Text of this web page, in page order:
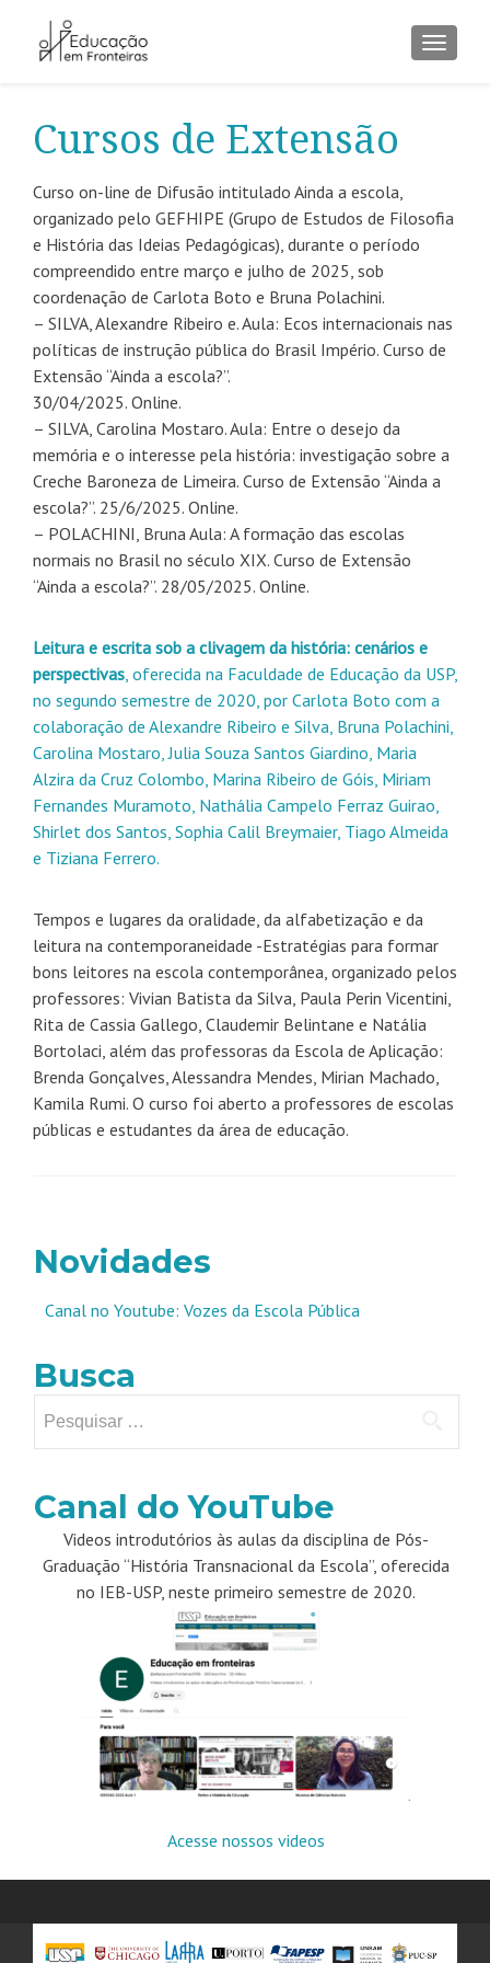
Cursos de Extensão
Curso on-line de Difusão intitulado Ainda a escola,
organizado pelo GEFHIPE (Grupo de Estudos de Filosofia
e História das Ideias Pedagógicas), durante o período
compreendido entre março e julho de 2025, sob
coordenação de Carlota Boto e Bruna Polachini.
– SILVA, Alexandre Ribeiro e. Aula: Ecos internacionais nas
políticas de instrução pública do Brasil Império. Curso de
Extensão “Ainda a escola?”.
30/04/2025. Online.
– SILVA, Carolina Mostaro. Aula: Entre o desejo da
memória e o interesse pela história: investigação sobre a
Creche Baroneza de Limeira. Curso de Extensão “Ainda a
escola?”. 25/6/2025. Online.
– POLACHINI, Bruna Aula: A formação das escolas
normais no Brasil no século XIX. Curso de Extensão
“Ainda a escola?”. 28/05/2025. Online.
Leitura e escrita sob a clivagem da história: cenários e
perspectivas, oferecida na Faculdade de Educação da USP,
no segundo semestre de 2020, por Carlota Boto com a
colaboração de Alexandre Ribeiro e Silva, Bruna Polachini,
Carolina Mostaro, Julia Souza Santos Giardino, Maria
Alzira da Cruz Colombo, Marina Ribeiro de Góis, Miriam
Fernandes Muramoto, Nathália Campelo Ferraz Guirao,
Shirlet dos Santos, Sophia Calil Breymaier, Tiago Almeida
e Tiziana Ferrero.
Tempos e lugares da oralidade, da alfabetização e da
leitura na contemporaneidade -Estratégias para formar
bons leitores na escola contemporânea, organizado pelos
professores: Vivian Batista da Silva, Paula Perin Vicentini,
Rita de Cassia Gallego, Claudemir Belintane e Natália
Bortolaci, além das professoras da Escola de Aplicação:
Brenda Gonçalves, Alessandra Mendes, Mirian Machado,
Kamila Rumi. O curso foi aberto a professores de escolas
públicas e estudantes da área de educação.
Novidades
Canal no Youtube: Vozes da Escola Pública
Busca
por:
Canal do YouTube
Videos introdutórios às aulas da disciplina de Pós-
Graduação “História Transnacional da Escola”, oferecida
no IEB-USP, neste primeiro semestre de 2020.
Acesse nossos videos